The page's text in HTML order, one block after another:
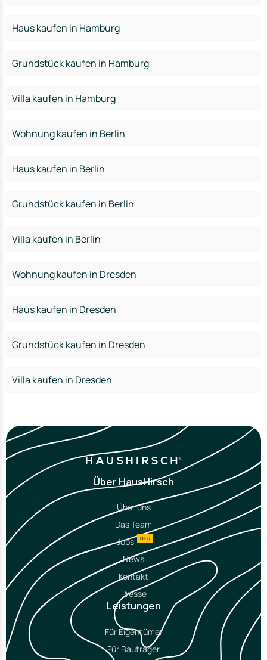
Haus kaufen in Hamburg
Grundstück kaufen in Hamburg
Villa kaufen in Hamburg
Wohnung kaufen in Berlin
Haus kaufen in Berlin
Grundstück kaufen in Berlin
Villa kaufen in Berlin
Wohnung kaufen in Dresden
Haus kaufen in Dresden
Grundstück kaufen in Dresden
Villa kaufen in Dresden
Über HausHirsch
Über uns
Das Team
Jobs
NEU
News
Kontakt
Presse
Leistungen
Für Eigentümer
Für Bauträger